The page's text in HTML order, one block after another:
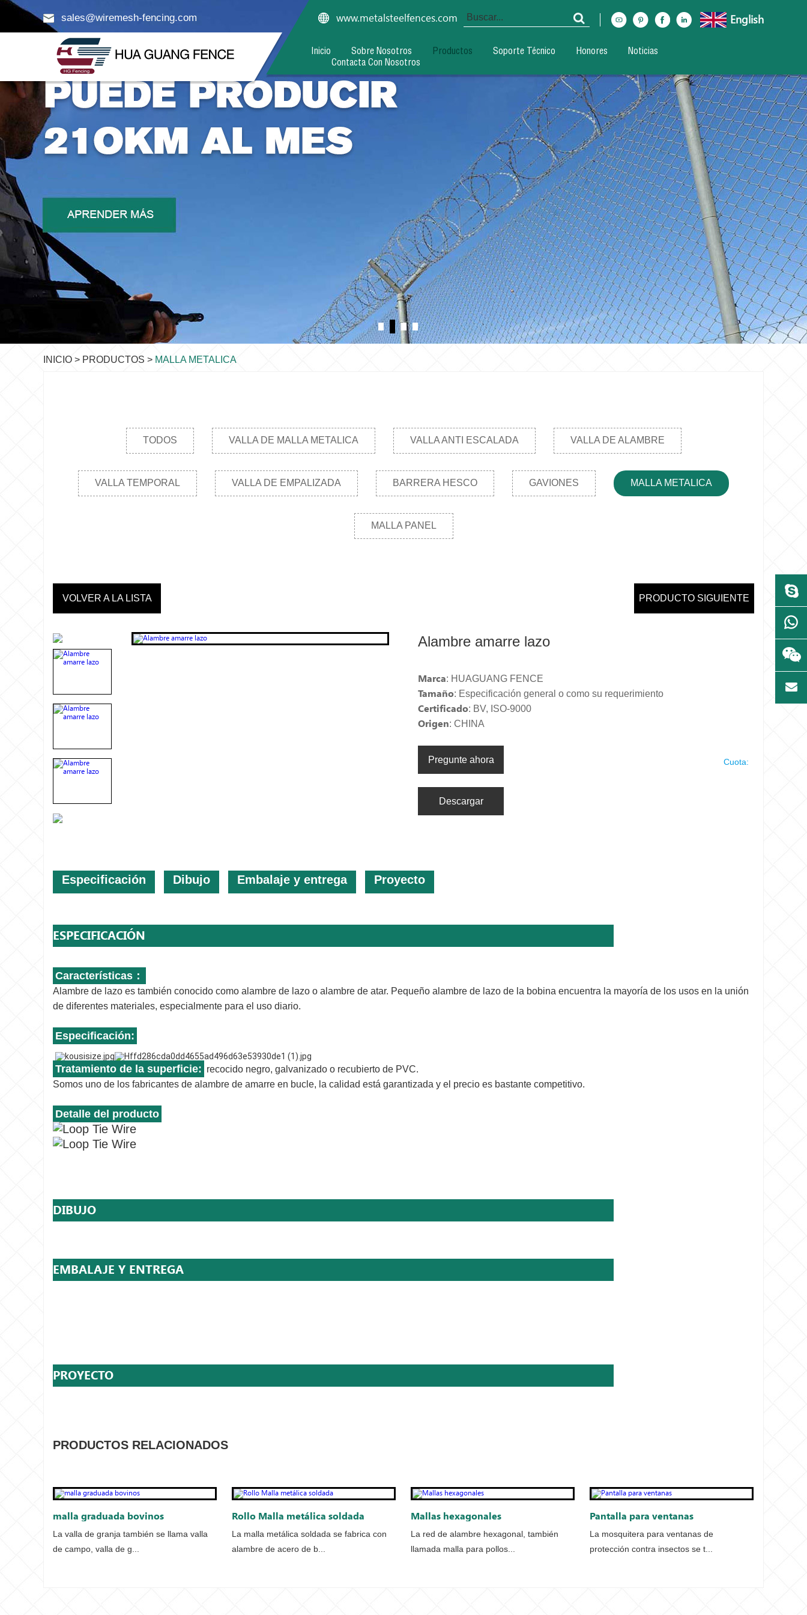
sales@wiremesh-fencing.com English
www.metalsteelfences.com
Inicio Sobre Nosotros Productos Soporte Técnico Honores
Noticias
Contacta Con Nosotros
INICIO > PRODUCTOS > MALLA METALICA
TODOS VALLA DE MALLA METALICA VALLA ANTI ESCALADA VALLA DE ALAMBRE
VALLA TEMPORAL VALLA DE EMPALIZADA BARRERA HESCO GAVIONES MALLA METALICA
MALLA PANEL
VOLVER A LA LISTA PRODUCTO SIGUIENTE
Alambre amarre lazo
Marca: HUAGUANG FENCE
Tamaño: Especificación general o como su requerimiento
Certificado: BV, ISO-9000
Origen: CHINA
Pregunte ahora Cuota:
Descargar
Especificación Dibujo Embalaje y entrega Proyecto
ESPECIFICACIÓN
Características：
Alambre de lazo es también conocido como alambre de lazo o alambre de atar. Pequeño alambre de lazo de la bobina encuentra la mayoría de los usos en la unión
de diferentes materiales, especialmente para el uso diario.
Especificación:
Tratamiento de la superficie: recocido negro, galvanizado o recubierto de PVC.
Somos uno de los fabricantes de alambre de amarre en bucle, la calidad está garantizada y el precio es bastante competitivo.
Detalle del producto
DIBUJO
EMBALAJE Y ENTREGA
PROYECTO
PRODUCTOS RELACIONADOS
malla graduada bovinos
La valla de granja también se llama valla
de campo, valla de g...
Rollo Malla metálica soldada
La malla metálica soldada se fabrica con
alambre de acero de b...
Mallas hexagonales
La red de alambre hexagonal, también
llamada malla para pollos...
Pantalla para ventanas
La mosquitera para ventanas de
protección contra insectos se t...